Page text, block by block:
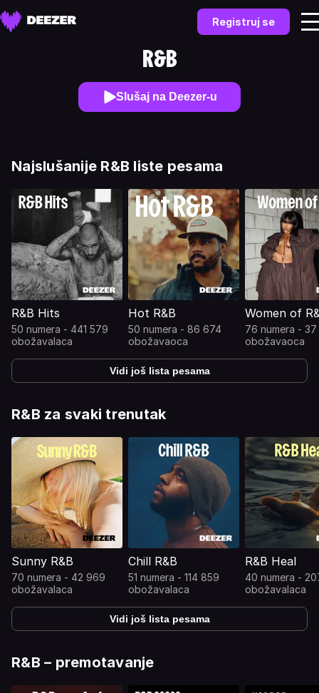
Registruj se
R&B
Slušaj na Deezer-u
Najslušanije R&B liste pesama
R&B Hits
50 numera - 441 579
obožavalaca
Hot R&B
50 numera - 86 674
obožavaoca
Women of
76 numera -
obožavaoca
Vidi još lista pesama
R&B za svaki trenutak
Sunny R&B
70 numera - 42 969
obožavalaca
Chill R&B
51 numera - 114 859
obožavalaca
R&B Heal
40 numera -
obožavalaca
Vidi još lista pesama
R&B – premotavanje